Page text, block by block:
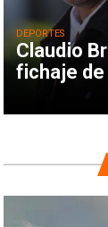
Claudio
fichaje
DEPORTES